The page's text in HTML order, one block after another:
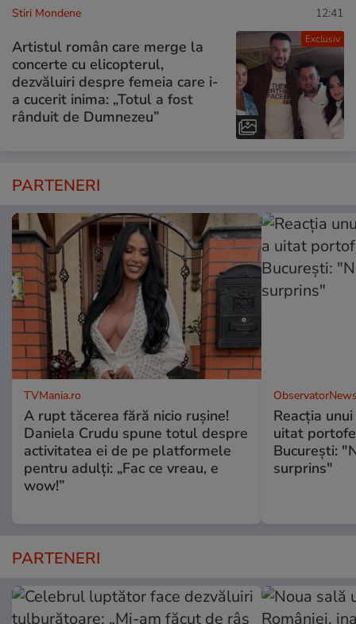
Exclusiv
Stiri Mondene 12:41
Artistul român care merge la
concerte cu elicopterul,
dezvăluiri despre femeia care i-
a cucerit inima: „Totul a fost
rânduit de Dumnezeu”
PARTENERI
TVMania.ro
A rupt tăcerea fără nicio rușine!
Daniela Crudu spune totul despre
activitatea ei de pe platformele
pentru adulți: „Fac ce vreau, e
wow!”
Reacţia
uitat
Bucureşti:
surprins"
PARTENERI